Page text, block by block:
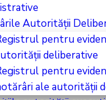
Autorității
pentru
deliberative
pentru
ale autorității